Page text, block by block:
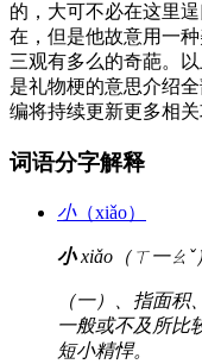
的，大可不必在这里
在，但是他故意用一
三观有多么的奇葩。
是礼物梗的意思介绍
编将持续更新更多相关
词语分字解释
小（xiǎo）
小xiǎo（ㄒ一ㄠˇ
（一）、指面
一般或不及所比
短小精悍。